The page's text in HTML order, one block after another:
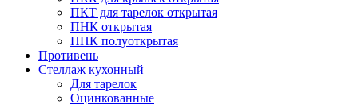
ПКТ для тарелок открытая
ПНК открытая
ППК полуоткрытая
Противень
Стеллаж кухонный
Для тарелок
Оцинкованные